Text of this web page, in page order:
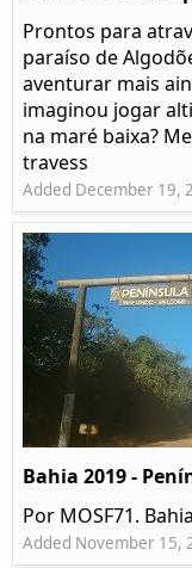
Prontos para
paraíso de
aventurar mais
imaginou jogar
na maré baixa?
travess
Added December 19,
Bahia 2019 -
Por MOSF71.
Added November 15,